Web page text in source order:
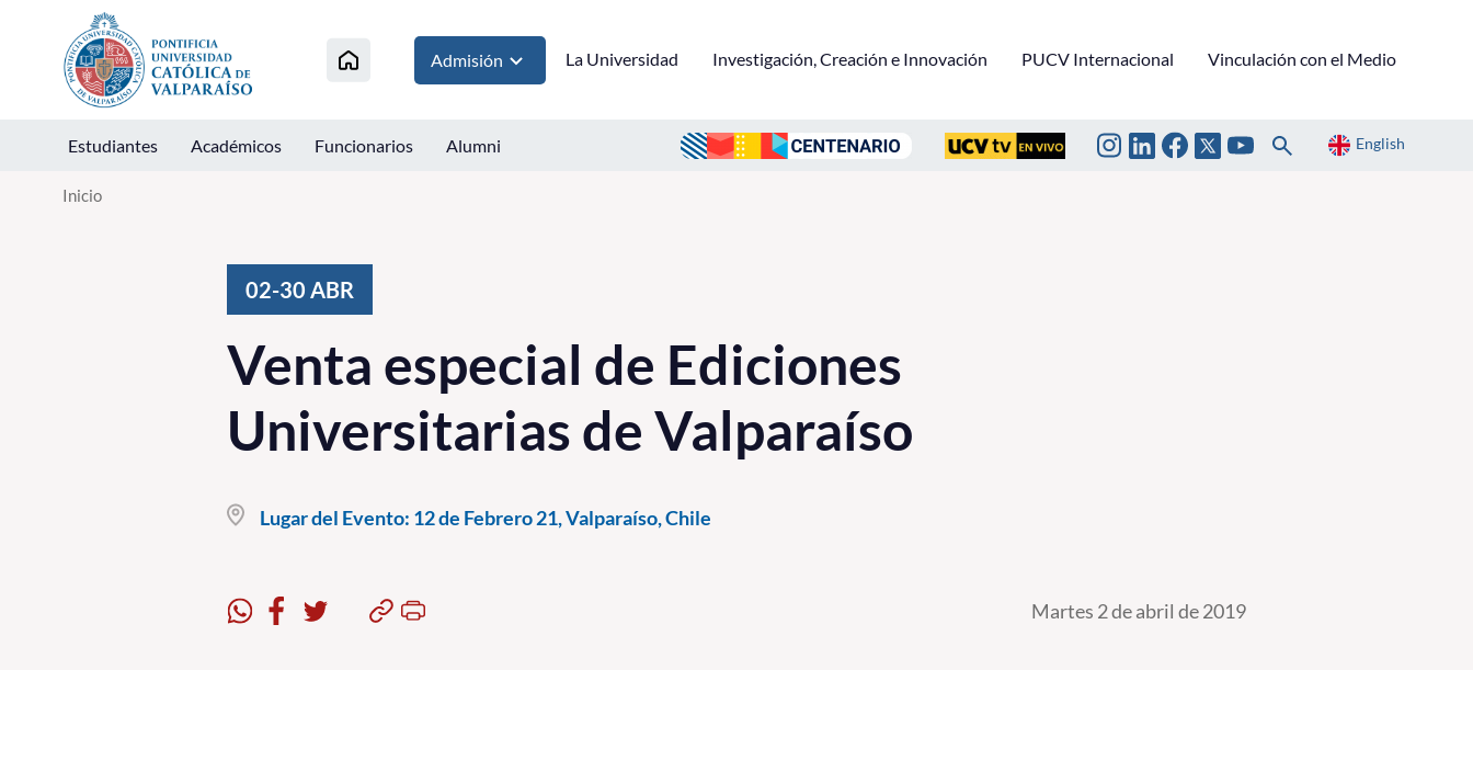
Click acá para ir directamente al contenido
Admisión La Universidad Investigación, Creación e Innovación PUCV Internacional Vinculación con el Medio
Estudiantes Académicos Funcionarios Alumni English
Inicio
02-30 ABR
Venta especial de Ediciones
Universitarias de Valparaíso
Lugar del Evento: 12 de Febrero 21, Valparaíso, Chile
Martes 2 de abril de 2019